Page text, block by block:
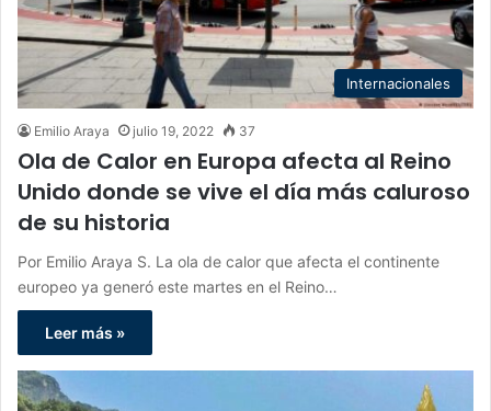
Internacionales
Emilio Araya julio 19, 2022 37
Ola de Calor en Europa afecta al Reino
Unido donde se vive el día más caluroso
de su historia
Por Emilio Araya S. La ola de calor que afecta el continente
europeo ya generó este martes en el Reino…
Leer más »